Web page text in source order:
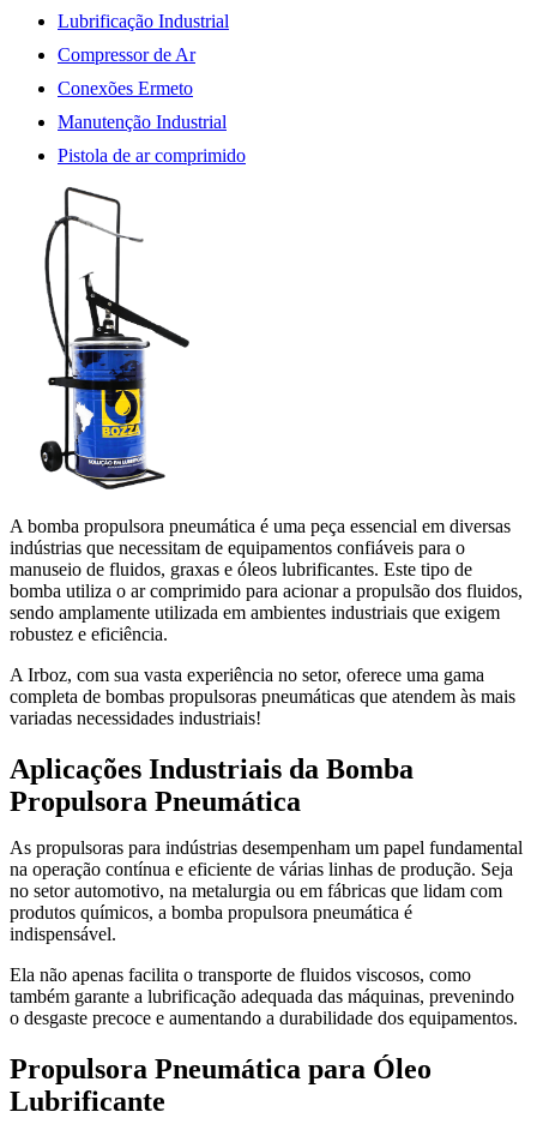
Lubrificação Industrial
Compressor de Ar
Conexões Ermeto
Manutenção Industrial
Pistola de ar comprimido
A bomba propulsora pneumática é uma peça essencial em diversas
indústrias que necessitam de equipamentos confiáveis para o
manuseio de fluidos, graxas e óleos lubrificantes. Este tipo de
bomba utiliza o ar comprimido para acionar a propulsão dos fluidos,
sendo amplamente utilizada em ambientes industriais que exigem
robustez e eficiência.
A Irboz, com sua vasta experiência no setor, oferece uma gama
completa de bombas propulsoras pneumáticas que atendem às mais
variadas necessidades industriais!
Aplicações Industriais da Bomba
Propulsora Pneumática
As propulsoras para indústrias desempenham um papel fundamental
na operação contínua e eficiente de várias linhas de produção. Seja
no setor automotivo, na metalurgia ou em fábricas que lidam com
produtos químicos, a bomba propulsora pneumática é
indispensável.
Ela não apenas facilita o transporte de fluidos viscosos, como
também garante a lubrificação adequada das máquinas, prevenindo
o desgaste precoce e aumentando a durabilidade dos equipamentos.
Propulsora Pneumática para Óleo
Lubrificante